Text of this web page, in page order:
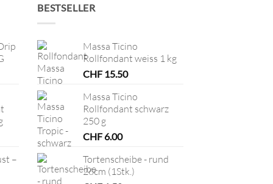
–
BESTSELLER
Massa Ticino
Rollfondant weiss 1 kg
CHF15.50
Massa Ticino
Rollfondant schwarz
250 g
CHF6.00
Tortenscheibe - rund
26cm (1Stk.)